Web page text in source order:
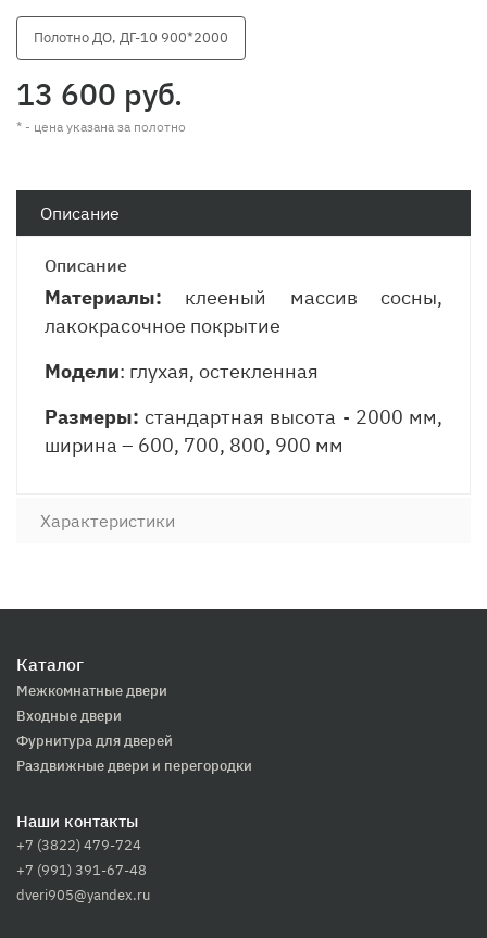
Полотно ДО, ДГ-10 900*2000
13 600 руб.
* - цена указана за полотно
Описание
Описание
Материалы: клееный массив сосны,
лакокрасочное покрытие
Модели: глухая, остекленная
Размеры: стандартная высота - 2000 мм,
ширина – 600, 700, 800, 900 мм
Характеристики
Каталог
Межкомнатные двери
Входные двери
Фурнитура для дверей
Раздвижные двери и перегородки
Наши контакты
+7 (3822) 479-724
+7 (991) 391-67-48
dveri905@yandex.ru